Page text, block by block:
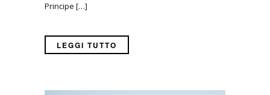
Principe […]
LEGGI TUTTO